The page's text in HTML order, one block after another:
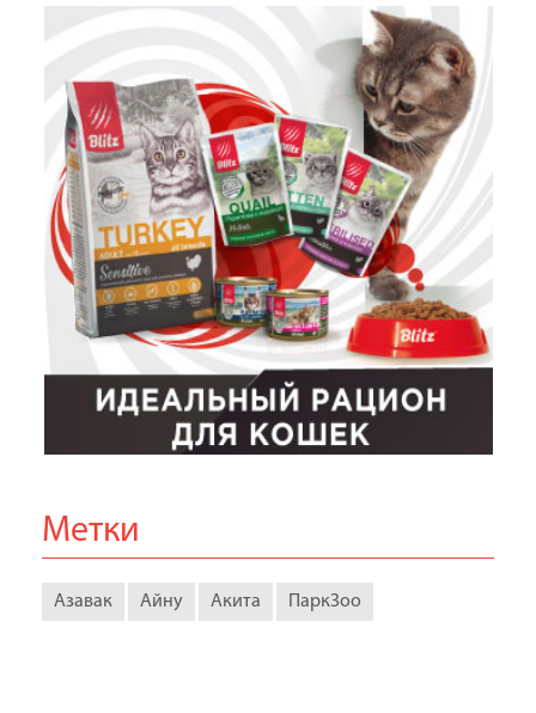
Метки
Азавак Айну Акита ПаркЗоо